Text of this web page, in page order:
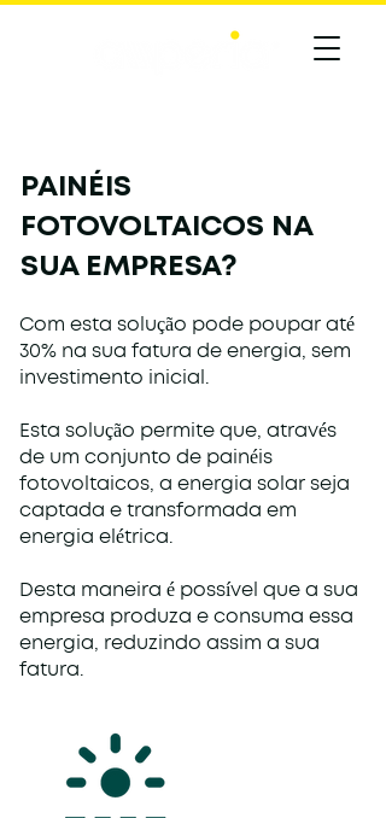
PAINÉIS
FOTOVOLTAICOS NA
SUA EMPRESA?
Com esta solução pode poupar até
30% na sua fatura de energia, sem
investimento inicial.
Esta solução permite que, através
de um conjunto de painéis
fotovoltaicos, a energia solar seja
captada e transformada em
energia elétrica.
Desta maneira é possível que a sua
empresa produza e consuma essa
energia, reduzindo assim a sua
fatura.